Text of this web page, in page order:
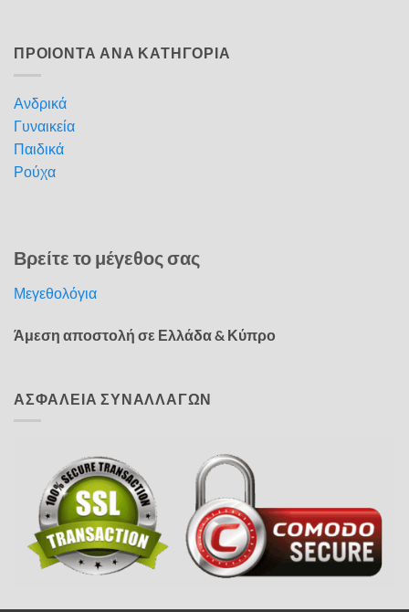
ΠΡΟΙΟΝΤΑ ΑΝΑ ΚΑΤΗΓΟΡΙΑ
Ανδρικά
Γυναικεία
Παιδικά
Ρούχα
Βρείτε το μέγεθος σας
Μεγεθολόγια
Άμεση αποστολή σε Ελλάδα & Κύπρο
ΑΣΦΑΛΕΙΑ ΣΥΝΑΛΛΑΓΩΝ